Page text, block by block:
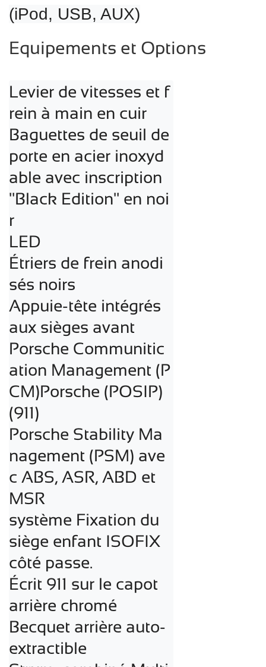
(iPod, USB, AUX)
Equipements et Options
Levier de vitesses et f
rein à main en cuir
Baguettes de seuil de
porte en acier inoxyd
able avec inscription
"Black Edition" en noi
r
LED
Étriers de frein anodi
sés noirs
Appuie-tête intégrés
aux sièges avant
Porsche Communitic
ation Management (P
CM)Porsche (POSIP)
(911)
Porsche Stability Ma
nagement (PSM) ave
c ABS, ASR, ABD et
MSR
système Fixation du
siège enfant ISOFIX
côté passe.
Écrit 911 sur le capot
arrière chromé
Becquet arrière auto-
extractible